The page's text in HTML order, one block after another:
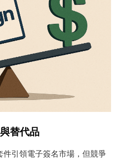
替代品
引領電子簽名市場，但競爭